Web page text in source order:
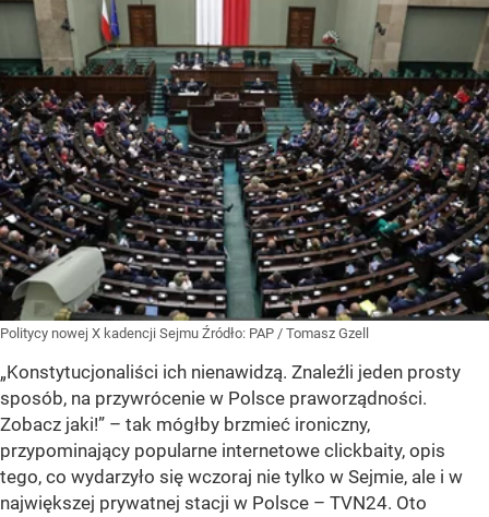
Politycy nowej X kadencji Sejmu Źródło: PAP / Tomasz Gzell
„Konstytucjonaliści ich nienawidzą. Znaleźli jeden prosty
sposób, na przywrócenie w Polsce praworządności.
Zobacz jaki!” – tak mógłby brzmieć ironiczny,
przypominający popularne internetowe clickbaity, opis
tego, co wydarzyło się wczoraj nie tylko w Sejmie, ale i w
największej prywatnej stacji w Polsce – TVN24. Oto